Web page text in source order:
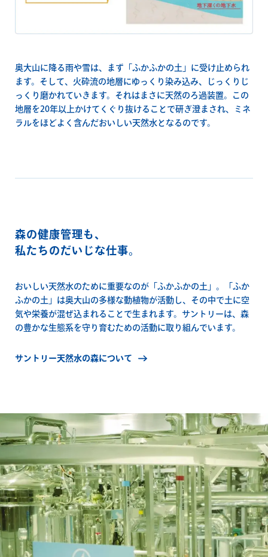
奥大山に降る雨や雪は、まず「ふかふかの土」に受け止められ
ます。そして、火砕流の地層にゆっくり染み込み、じっくりじ
っくり磨かれていきます。それはまさに天然のろ過装置。この
地層を20年以上かけてくぐり抜けることで研ぎ澄まされ、ミネ
ラルをほどよく含んだおいしい天然水となるのです。
森の健康管理も、
私たちのだいじな仕事。
おいしい天然水のために重要なのが「ふかふかの土」。「ふか
ふかの土」は奥大山の多様な動植物が活動し、その中で土に空
気や栄養が混ぜ込まれることで生まれます。サントリーは、森
の豊かな生態系を守り育むための活動に取り組んでいます。
サントリー天然水の森について